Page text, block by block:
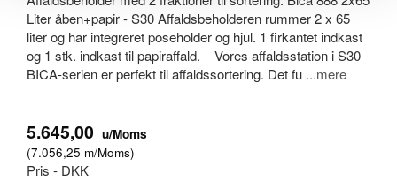
Liter åben+papir - S30 Affaldsbeholderen rummer 2 x 65
liter og har integreret poseholder og hjul. 1 firkantet indkast
og 1 stk. indkast til papiraffald. Vores affaldsstation i S30
BICA-serien er perfekt til affaldssortering. Det fu ...mere
5.645,00 u/Moms
(7.056,25 m/Moms)
Pris - DKK